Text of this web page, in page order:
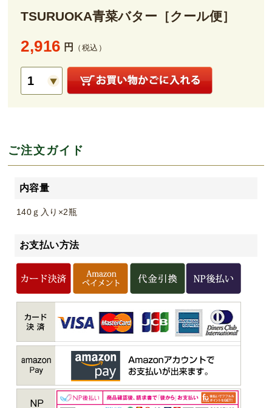
TSURUOKA青菜バター［クール便］
2,916 円 （税込）
ご注文ガイド
内容量
140ｇ入り×2瓶
お支払い方法